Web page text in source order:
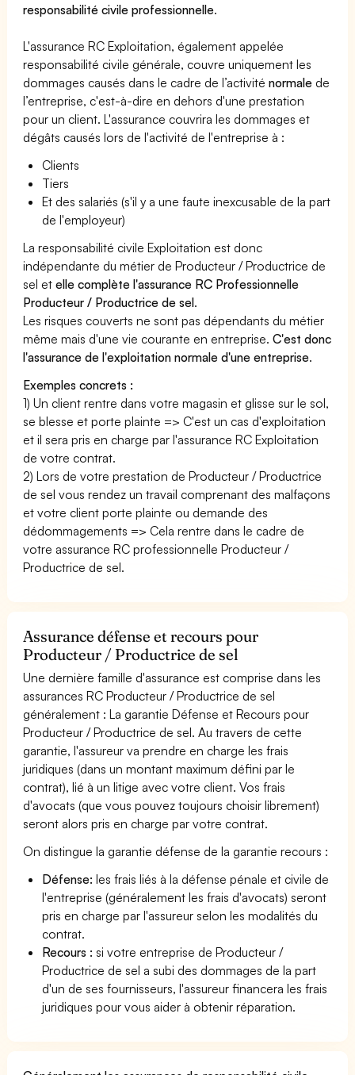
responsabilité civile professionnelle.
L'assurance RC Exploitation, également appelée
responsabilité civile générale, couvre uniquement les
dommages causés dans le cadre de l’activiténormale de
l’entreprise, c'est-à-dire en dehors d'une prestation
pour un client. L'assurance couvrira les dommages et
dégâts causés lors de l'activité de l'entreprise à :
Clients
Tiers
Et des salariés (s'il y a une faute inexcusable de la part
de l'employeur)
La responsabilité civile Exploitation est donc
indépendante du métier de Producteur / Productrice de
sel etelle complète l'assurance RC Professionnelle
Producteur / Productrice de sel.
Les risques couverts ne sont pas dépendants du métier
même mais d'une vie courante en entreprise.C'est donc
l'assurance de l'exploitation normale d'une entreprise.
Exemples concrets :
1) Un client rentre dans votre magasin et glisse sur le sol,
se blesse et porte plainte => C'est un cas d'exploitation
et il sera pris en charge par l'assurance RC Exploitation
de votre contrat.
2) Lors de votre prestation de Producteur / Productrice
de sel vous rendez un travail comprenant des malfaçons
et votre client porte plainte ou demande des
dédommagements => Cela rentre dans le cadre de
votre assurance RC professionnelle Producteur /
Productrice de sel.
Assurance défense et recours pour
Producteur / Productrice de sel
Une dernière famille d'assurance est comprise dans les
assurances RC Producteur / Productrice de sel
généralement : La garantie Défense et Recours pour
Producteur / Productrice de sel. Au travers de cette
garantie, l'assureur va prendre en charge les frais
juridiques (dans un montant maximum défini par le
contrat), lié à un litige avec votre client. Vos frais
d'avocats (que vous pouvez toujours choisir librement)
seront alors pris en charge par votre contrat.
On distingue la garantie défense de la garantie recours :
Défense: les frais liés à la défense pénale et civile de
l'entreprise (généralement les frais d'avocats) seront
pris en charge par l'assureur selon les modalités du
contrat.
Recours : si votre entreprise de Producteur /
Productrice de sel a subi des dommages de la part
d'un de ses fournisseurs, l'assureur financera les frais
juridiques pour vous aider à obtenir réparation.